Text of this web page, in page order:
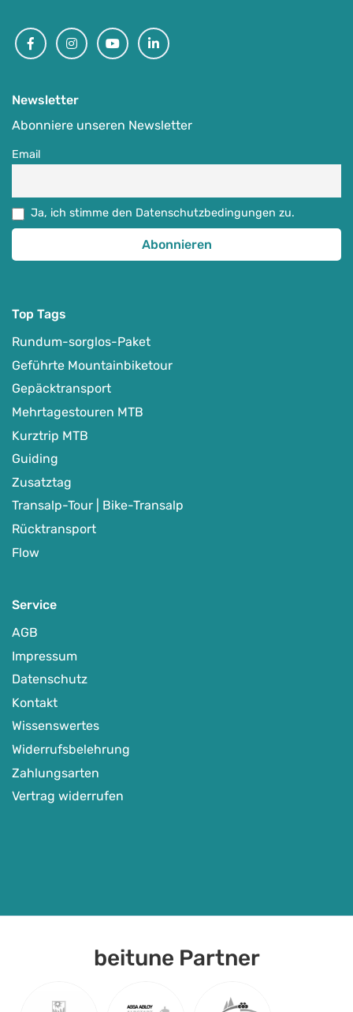
Freiburg im Breisgau, Deutschland
Auf Karte anzeigen
Ausgewählte MTB-Regionen,MTB-Touren & MTB-Camps
Detail Anzeigen
FacebookInstagramYoutubeLinkedin
Newsletter
Abonniere unseren Newsletter
Email
Ja, ich stimme den Datenschutzbedingungen zu.
Top Tags
Rundum-sorglos-Paket
Geführte Mountainbiketour
Gepäcktransport
Mehrtagestouren MTB
Kurztrip MTB
Guiding
Zusatztag
Transalp-Tour | Bike-Transalp
Rücktransport
Flow
Service
AGB
Impressum
Datenschutz
Kontakt
Wissenswertes
Widerrufsbelehrung
Zahlungsarten
Vertrag widerrufen
beitune Partner